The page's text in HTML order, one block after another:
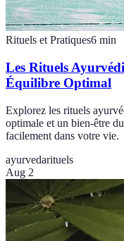
Rituels et Pratiques6 min
Les Rituels
Équilibre Optimal
Explorez les rituels
optimale et un bien-être
facilement dans votre vie.
ayurvedarituels
Aug 2